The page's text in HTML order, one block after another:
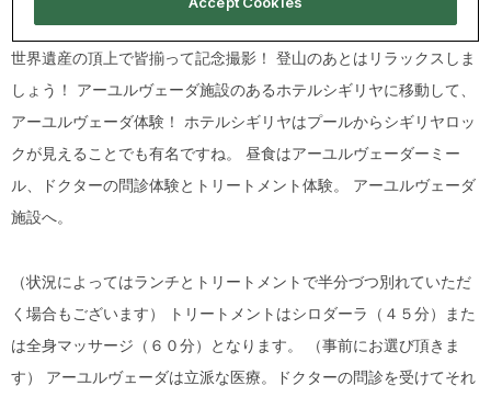
世界遺産の頂上で皆揃って記念撮影！ 登山のあとはリラックスしま
しょう！ アーユルヴェーダ施設のあるホテルシギリヤに移動して、
アーユルヴェーダ体験！ ホテルシギリヤはプールからシギリヤロッ
クが見えることでも有名ですね。 昼食はアーユルヴェーダーミー
ル、ドクターの問診体験とトリートメント体験。 アーユルヴェーダ
施設へ。
（状況によってはランチとトリートメントで半分づつ別れていただ
く場合もございます） トリートメントはシロダーラ（４５分）また
は全身マッサージ（６０分）となります。 （事前にお選び頂きま
す） アーユルヴェーダは立派な医療。ドクターの問診を受けてそれ